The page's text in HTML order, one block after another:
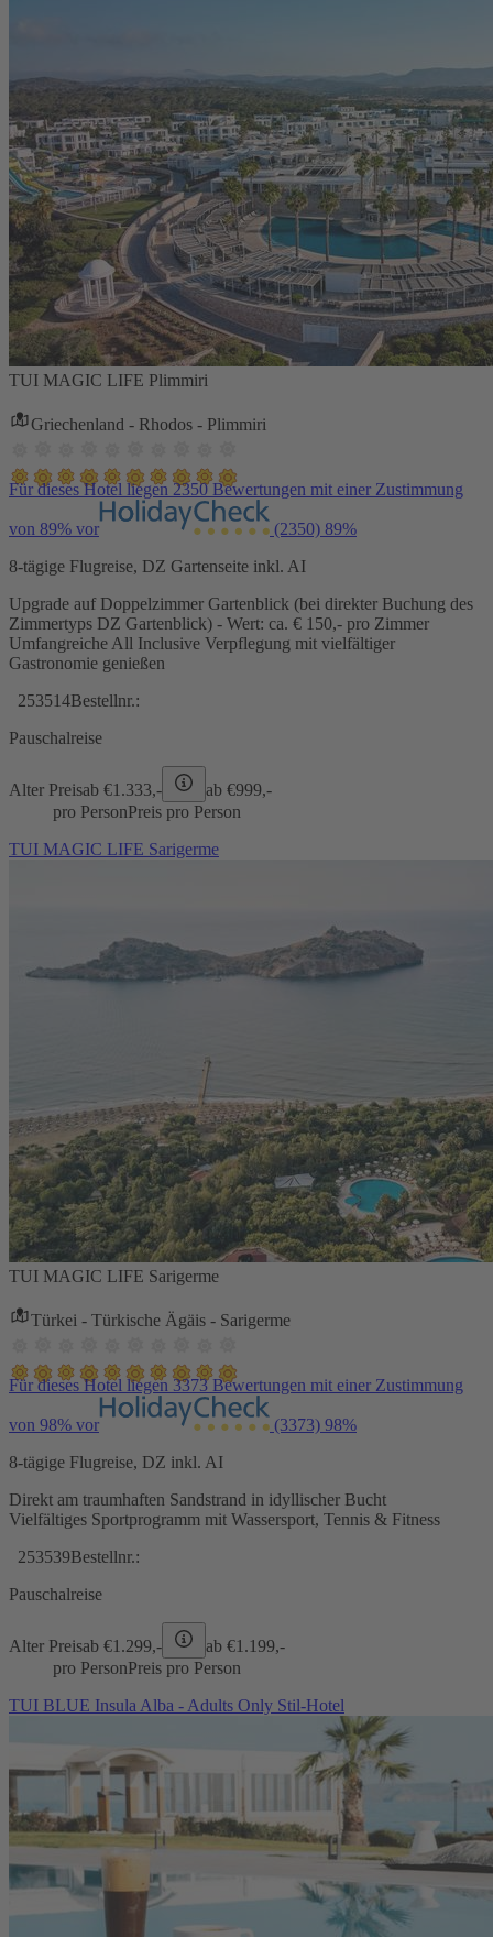
TUI MAGIC LIFE Plimmiri
Griechenland - Rhodos - Plimmiri
Für dieses Hotel liegen 2350 Bewertungen mit einer Zustimmung
von 89% vor (2350) 89%
8-tägige Flugreise, DZ Gartenseite inkl. AI
Upgrade auf Doppelzimmer Gartenblick (bei direkter Buchung des
Zimmertyps DZ Gartenblick) - Wert: ca. € 150,- pro Zimmer
Umfangreiche All Inclusive Verpflegung mit vielfältiger
Gastronomie genießen
253514Bestellnr.:
Pauschalreise
Alter Preisab €1.333,- ab €999,-
pro PersonPreis pro Person
TUI MAGIC LIFE Sarigerme
TUI MAGIC LIFE Sarigerme
Türkei - Türkische Ägäis - Sarigerme
Für dieses Hotel liegen 3373 Bewertungen mit einer Zustimmung
von 98% vor (3373) 98%
8-tägige Flugreise, DZ inkl. AI
Direkt am traumhaften Sandstrand in idyllischer Bucht
Vielfältiges Sportprogramm mit Wassersport, Tennis & Fitness
253539Bestellnr.:
Pauschalreise
Alter Preisab €1.299,- ab €1.199,-
pro PersonPreis pro Person
TUI BLUE Insula Alba - Adults Only Stil-Hotel